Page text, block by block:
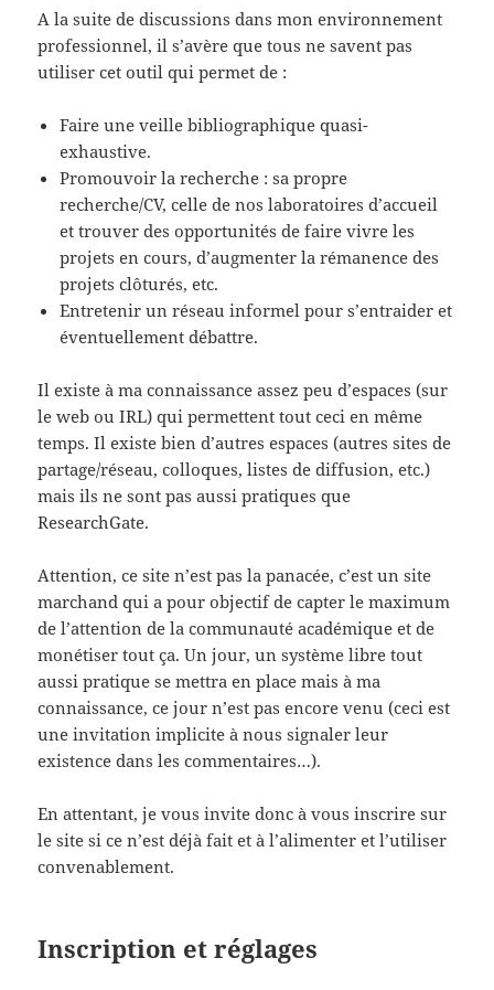
A la suite de discussions dans mon environnement
professionnel, il s’avère que tous ne savent pas
utiliser cet outil qui permet de :
Faire une veille bibliographique quasi-
exhaustive.
Promouvoir la recherche : sa propre
recherche/CV, celle de nos laboratoires d’accueil
et trouver des opportunités de faire vivre les
projets en cours, d’augmenter la rémanence des
projets clôturés, etc.
Entretenir un réseau informel pour s’entraider et
éventuellement débattre.
Il existe à ma connaissance assez peu d’espaces (sur
le web ou IRL) qui permettent tout ceci en même
temps. Il existe bien d’autres espaces (autres sites de
partage/réseau, colloques, listes de diffusion, etc.)
mais ils ne sont pas aussi pratiques que
ResearchGate.
Attention, ce site n’est pas la panacée, c’est un site
marchand qui a pour objectif de capter le maximum
de l’attention de la communauté académique et de
monétiser tout ça. Un jour, un système libre tout
aussi pratique se mettra en place mais à ma
connaissance, ce jour n’est pas encore venu (ceci est
une invitation implicite à nous signaler leur
existence dans les commentaires…).
En attentant, je vous invite donc à vous inscrire sur
le site si ce n’est déjà fait et à l’alimenter et l’utiliser
convenablement.
Inscription et réglages